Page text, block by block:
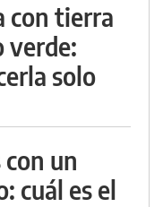
con tierra
verde:
solo
con un
cuál es el